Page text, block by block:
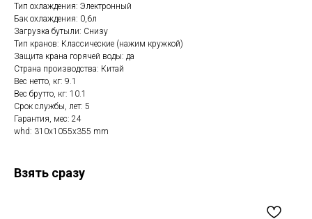
Тип охлаждения: Электронный
Бак охлаждения: 0,6л
Загрузка бутыли: Снизу
Тип кранов: Классические (нажим кружкой)
Защита крана горячей воды: да
Страна производства: Китай
Вес нетто, кг: 9.1
Вес брутто, кг: 10.1
Срок службы, лет: 5
Гарантия, мес: 24
whd: 310x1055x355 mm
Взять сразу